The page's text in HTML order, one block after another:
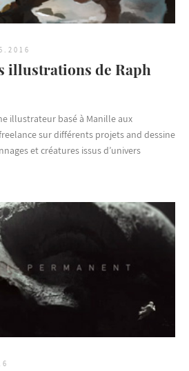
illustrations de Raph
illustrateur basé à Manille aux
sur différents projets and dessine
et créatures issus d’univers